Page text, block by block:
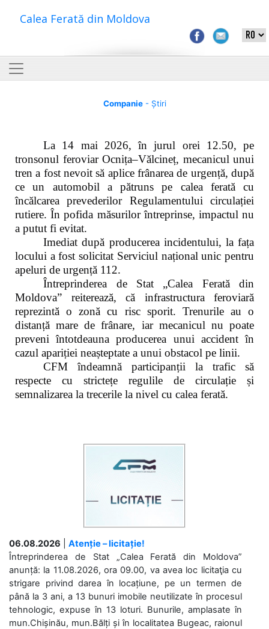
Calea Ferată din Moldova
Companie- Știri
La 14 mai 2026, în jurul orei 12.50, pe
tronsonul feroviar Ocnița–Vălcineț, mecanicul unui
tren a fost nevoit să aplice frânarea de urgență, după
ce un automobil a pătruns pe calea ferată cu
încălcarea prevederilor Regulamentului circulației
rutiere. În pofida măsurilor întreprinse, impactul nu
a putut fi evitat.
Imediat după producerea incidentului, la fața
locului a fost solicitat Serviciul național unic pentru
apeluri de urgență 112.
Întreprinderea de Stat „Calea Ferată din
Moldova” reiterează, că infrastructura feroviară
reprezintă o zonă cu risc sporit. Trenurile au o
distanță mare de frânare, iar mecanicul nu poate
preveni întotdeauna producerea unui accident în
cazul apariției neașteptate a unui obstacol pe linii.
CFM îndeamnă participanții la trafic să
respecte cu strictețe regulile de circulație și
semnalizarea la trecerile la nivel cu calea ferată.
06.08.2026
Atenție – licitație!
Întreprinderea de Stat „Calea Ferată din Moldova”
anunță: la 11.08.2026, ora 09.00, va avea loc licitaţia cu
strigare privind darea în locațiune, pe un termen de
până la 3 ani, a 13 bunuri imobile neutilizate în procesul
tehnologic, expuse în 13 loturi. Bunurile, amplasate în
mun.Chișinău, mun.Bălți și în localitatea Bugeac, raionul